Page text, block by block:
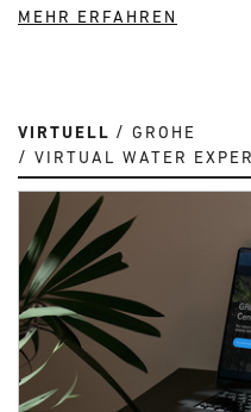
MEHR ERFAHREN
VIRTUELL
GROHE
VIRTUAL WATER